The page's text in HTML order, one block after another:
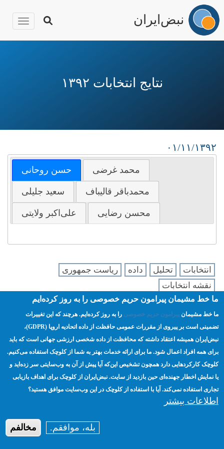
نبض‌ایران
نتایج انتخابات ۱۳۹۲
۰۱/۱۱/۱۳۹۲
حسن روحانی محمد غرضی
سعید جلیلی محمدباقر قالیباف
علی‌اکبر ولایتی محسن رضایی
انتخابات تحلیل داده
ریاست جمهوری
نقشه انتخابات
Footer
menu
صفحه اصلی مسئولیت‌پذیری
ترویج
حریم خصوصی
درباره ما
ما خط مشیمان پیرامون حریم خصوصی را به روز کرده‌ایم
ما خط مشیمانپیرامون حریم خصوصی را به روز کرده‌ایم. هرچند که این تغییرات
تضمینی است بر پیروی از مقررات عمومی حافظت از داده اتحادیه اروپا (GDPR)،‌
نبض‌ایران همیشه اعتقاد داشته که محافظت از داده شخصی ارزشی جهانی است که باید
برای همه افراد اعمال شود. ما برای ارائه خدمات بهتر به شما از کلوچک استفاده می‌کنیم.
کلوچک کارکردهایی دارد همچون تشخیص این‌که آیا پیش از آن به وب‌سایتی سر زده‌اید و
یا نمایش اخطار جهنده‌ای حین بازدید از سایت. نبض‌ایران از کلوچک برای اهداف بازیابی
تجاری استفاده نمی‌کند. آیا با استفاده از کلوچک در این وب‌سایت موافق هستید؟
اطلاعات بیشتر
بله، موافقم. مخالفم